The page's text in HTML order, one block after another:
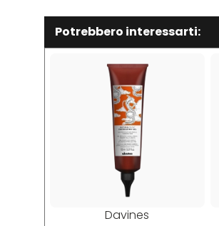
Potrebbero interessarti:
Davines